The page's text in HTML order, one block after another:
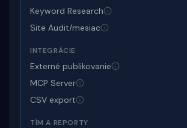
Keyword Research
Site Audit/mesiac
INTEGRÁCIE
Externé publikovanie
MCP Server
CSV export
TÍM A REPORTY